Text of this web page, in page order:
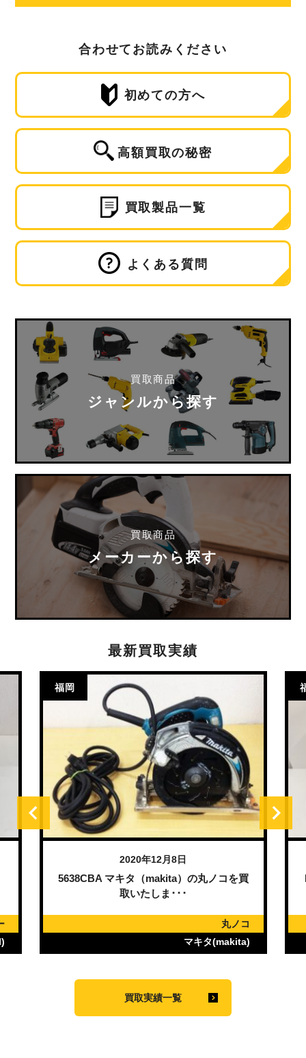
合わせてお読みください
初めての方へ
高額買取の秘密
買取製品一覧
よくある質問
買取商品
ジャンルから探す
買取商品
メーカーから探す
最新買取実績
福岡
2020年12月8日
5638CBA マキタ（makita）の丸ノコを買
取いたしま･･･
丸ノコ
マキタ(makita)
買取実績一覧